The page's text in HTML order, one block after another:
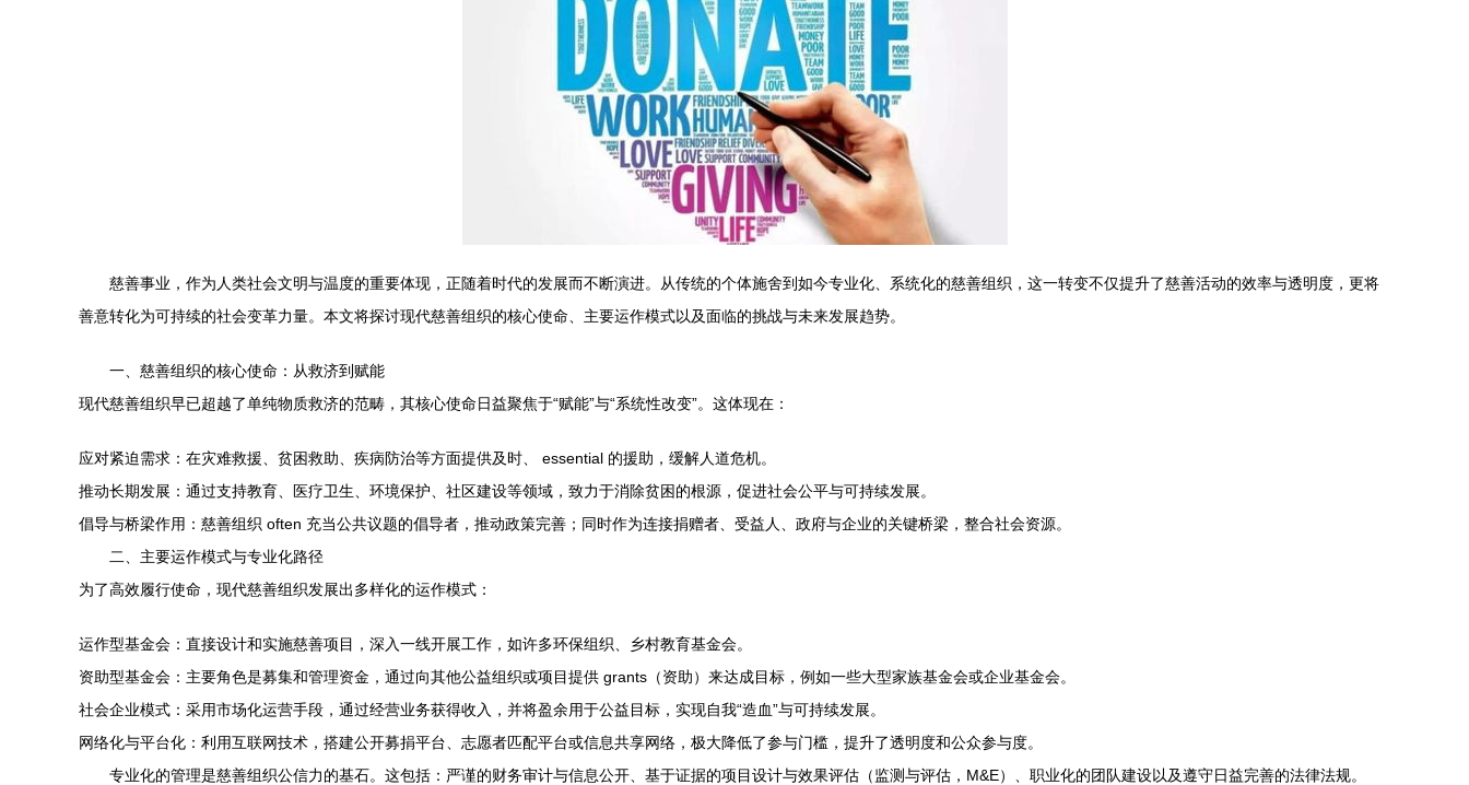
慈善事业，作为人类社会文明与温度的重要体现，正随着时代的发展而不断演进。从传统的个体施舍到如今专业化、系统化的慈善组织，这一转变不仅提升了慈善活动的效率与透明度，更将
善意转化为可持续的社会变革力量。本文将探讨现代慈善组织的核心使命、主要运作模式以及面临的挑战与未来发展趋势。
一、慈善组织的核心使命：从救济到赋能
现代慈善组织早已超越了单纯物质救济的范畴，其核心使命日益聚焦于“赋能”与“系统性改变”。这体现在：
应对紧迫需求：在灾难救援、贫困救助、疾病防治等方面提供及时、 essential 的援助，缓解人道危机。
推动长期发展：通过支持教育、医疗卫生、环境保护、社区建设等领域，致力于消除贫困的根源，促进社会公平与可持续发展。
倡导与桥梁作用：慈善组织 often 充当公共议题的倡导者，推动政策完善；同时作为连接捐赠者、受益人、政府与企业的关键桥梁，整合社会资源。
二、主要运作模式与专业化路径
为了高效履行使命，现代慈善组织发展出多样化的运作模式：
运作型基金会：直接设计和实施慈善项目，深入一线开展工作，如许多环保组织、乡村教育基金会。
资助型基金会：主要角色是募集和管理资金，通过向其他公益组织或项目提供 grants（资助）来达成目标，例如一些大型家族基金会或企业基金会。
社会企业模式：采用市场化运营手段，通过经营业务获得收入，并将盈余用于公益目标，实现自我“造血”与可持续发展。
网络化与平台化：利用互联网技术，搭建公开募捐平台、志愿者匹配平台或信息共享网络，极大降低了参与门槛，提升了透明度和公众参与度。
专业化的管理是慈善组织公信力的基石。这包括：严谨的财务审计与信息公开、基于证据的项目设计与效果评估（监测与评估，M&E）、职业化的团队建设以及遵守日益完善的法律法规。